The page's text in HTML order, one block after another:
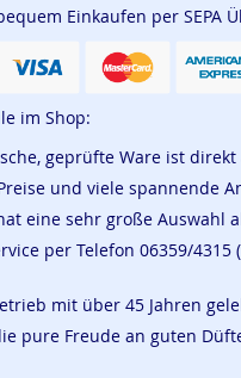
Einkaufen per SEPA
im Shop:
geprüfte Ware ist
und viele spannende
eine sehr große Auswahl
per Telefon 06359/4315
mit über 45 Jahren
pure Freude an guten